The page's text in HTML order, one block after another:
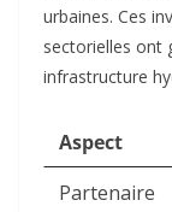
urbaines. Ces
sectorielles ont
infrastructure
Aspect
Partenaire